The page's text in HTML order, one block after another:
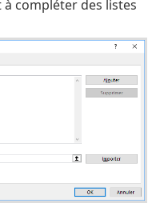
compléter des listes